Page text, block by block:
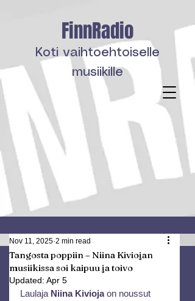
FinnRadio
Koti vaihtoehtoiselle
musiikille
Tangosta poppiin – Niina Kiviojan
musiikissa soi kaipuu ja toivo
Nov 11, 2025 2 min read
Updated: Apr 5
Laulaja Niina Kivioja on noussut